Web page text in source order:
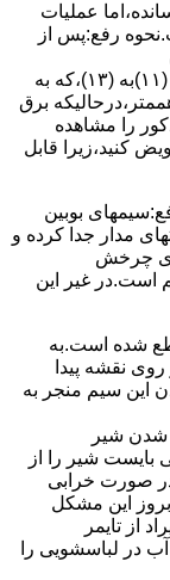
ﻋﻤﻠﯿﺎت
اﺳﺖ.نحوه رﻓﻊ:ﭘﺲ از
ﻫﯿﺪرواﺳﺘﺎت،میبایست ﮐﻨﺘﺎﮐﺖ ﻣﺸﺘﺮک شماره (۱۱)به (۱۳)،ﮐﻪ ﺑﻪ
ﺑﺮق
را ﻣﺸﺎﻫﺪه
ﮐﻨﯿﺪ،زﯾﺮا قابل
ﺑﻮﺑﯿﻦ
ﻣﺪار ﺟﺪا کرده و
ﺻﺪای ﭼﺮﺧﺶ
اﺳﺖ.در ﻏﯿﺮ اﯾﻦ
ﻗﻄﻊ ﺷﺪه اﺳﺖ.به
ﻧﻘﺸﻪ ﭘﯿﺪا
اﯾﻦ ﺳﯿﻢ ﻣﻨﺠﺮ ﺑﻪ
ﺷﺪن ﺷﯿﺮ
بایست ﺷﯿﺮ را از
صورت خرابی
بروز این مشکل
از تایمر
در لباسشویی را